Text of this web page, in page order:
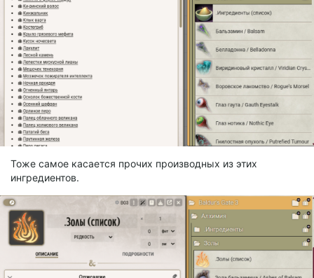
Тоже самое касается прочих производных из этих
ингредиентов.